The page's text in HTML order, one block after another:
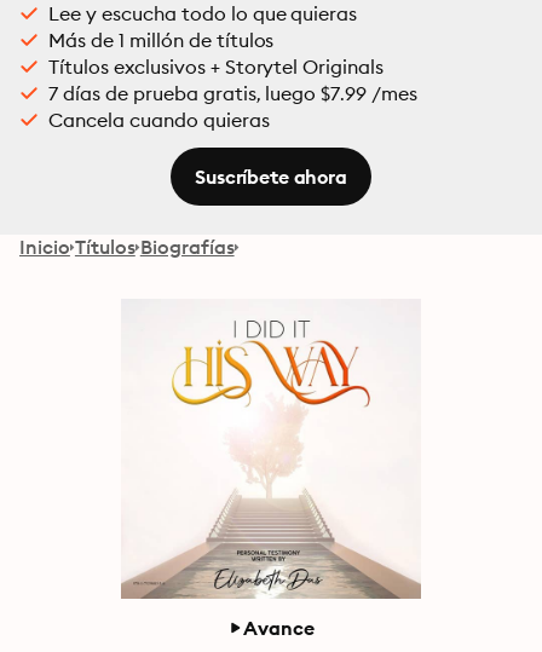
Lee y escucha todo lo que quieras
Más de 1 millón de títulos
Títulos exclusivos + Storytel Originals
7 días de prueba gratis, luego $7.99 /mes
Cancela cuando quieras
Suscríbete ahora
Inicio Títulos Biografías
Avance